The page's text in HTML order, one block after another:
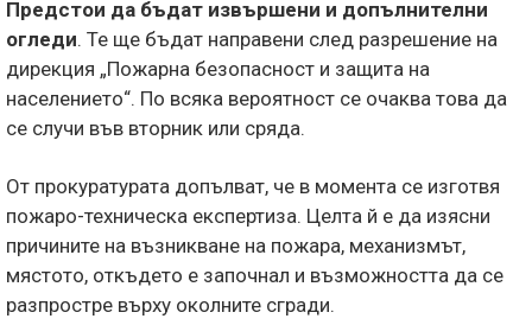
Предстои да бъдат извършени и допълнителни
огледи. Те ще бъдат направени след разрешение на
дирекция „Пожарна безопасност и защита на
населението“. По всяка вероятност се очаква това да
се случи във вторник или сряда.
От прокуратурата допълват, че в момента се изготвя
пожаро-техническа експертиза. Целта й е да изясни
причините на възникване на пожара, механизмът,
мястото, откъдето е започнал и възможността да се
разпростре върху околните сгради.